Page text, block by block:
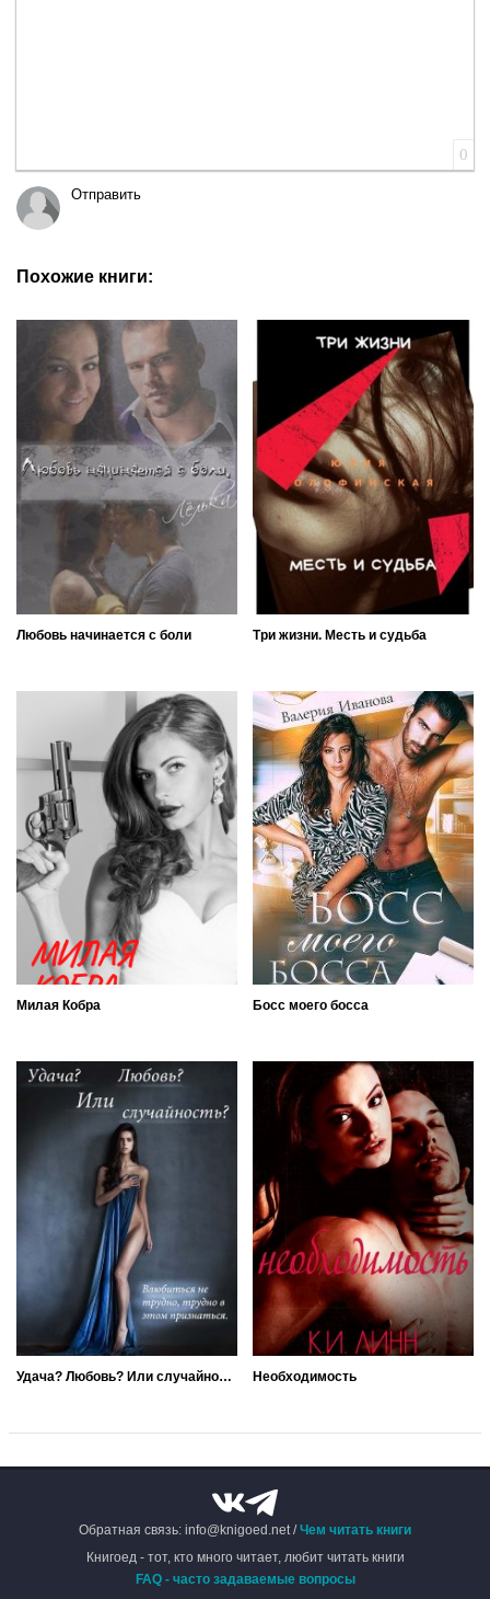
0
Отправить
Похожие книги:
Любовь начинается с боли Три жизни. Месть и судьба
Милая Кобра Босс моего босса
Удача? Любовь? Или случайность? Необходимость
Обратная связь: info@knigoed.net /Чем читать книги
Книгоед - тот, кто много читает, любит читать книги
FAQ - часто задаваемые вопросы